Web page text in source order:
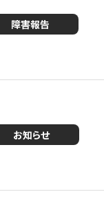
障害報告
お知らせ